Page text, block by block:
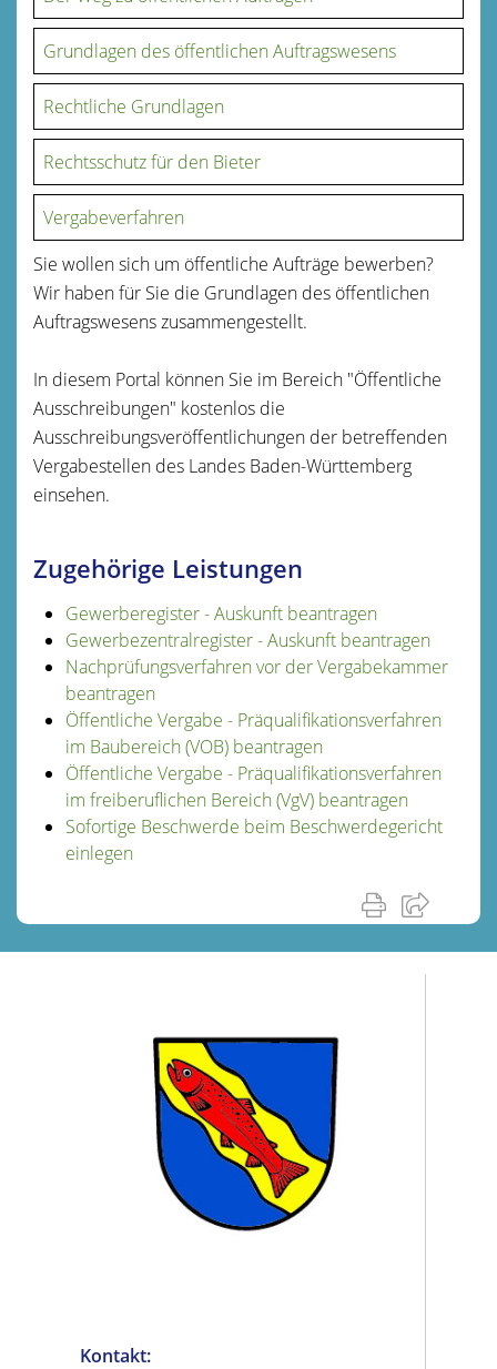
Grundlagen des öffentlichen Auftragswesens
Rechtliche Grundlagen
Rechtsschutz für den Bieter
Vergabeverfahren
Sie wollen sich um öffentliche Aufträge bewerben?
Wir haben für Sie die Grundlagen des öffentlichen
Auftragswesens zusammengestellt.
In diesem Portal können Sie im Bereich "Öffentliche
Ausschreibungen" kostenlos die
Ausschreibungsveröffentlichungen der betreffenden
Vergabestellen des Landes Baden-Württemberg
einsehen.
Zugehörige Leistungen
Gewerberegister - Auskunft beantragen
Gewerbezentralregister - Auskunft beantragen
Nachprüfungsverfahren vor der Vergabekammer
beantragen
Öffentliche Vergabe - Präqualifikationsverfahren
im Baubereich (VOB) beantragen
Öffentliche Vergabe - Präqualifikationsverfahren
im freiberuflichen Bereich (VgV) beantragen
Sofortige Beschwerde beim Beschwerdegericht
einlegen
Kontakt: